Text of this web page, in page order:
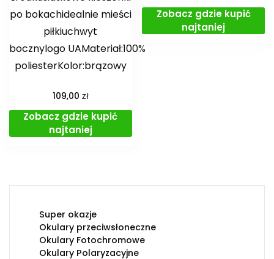
po bokachidealnie mieści
piłkiuchwyt
bocznylogo UAMateriał:100%
poliesterKolor:brązowy
109,00 zł
Zobacz gdzie kupić
najtaniej
Zobacz gdzie kupić
najtaniej
Super okazje
Okulary przeciwsłoneczne
Okulary Fotochromowe
Okulary Polaryzacyjne